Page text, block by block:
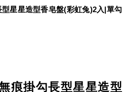
星星造型香皂盤(彩虹兔)2入|單勾
痕掛勾長型星星造型